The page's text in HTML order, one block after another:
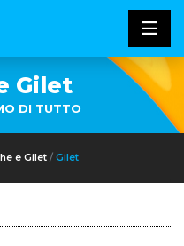
Gilet
DI TUTTO
e Gilet Gilet